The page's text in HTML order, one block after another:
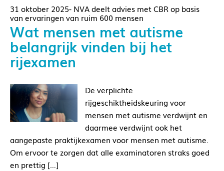
31 oktober 2025- NVA deelt advies met CBR op basis
van ervaringen van ruim 600 mensen
Wat mensen met autisme
belangrijk vinden bij het
rijexamen
De verplichte
rijgeschiktheidskeuring voor
mensen met autisme verdwijnt en
daarmee verdwijnt ook het
aangepaste praktijkexamen voor mensen met autisme.
Om ervoor te zorgen dat alle examinatoren straks goed
en prettig […]